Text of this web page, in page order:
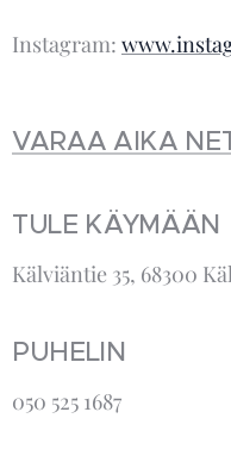
Instagram:
VARAA AIKA
TULE KÄYMÄÄN
Kälviäntie 35, 68300
PUHELIN
050 525 1687